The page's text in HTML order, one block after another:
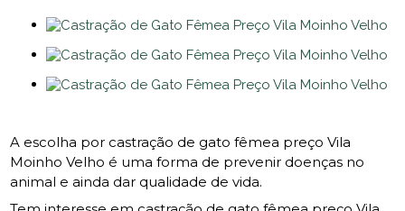
A escolha por castração de gato fêmea preço Vila
Moinho Velho é uma forma de prevenir doenças no
animal e ainda dar qualidade de vida.